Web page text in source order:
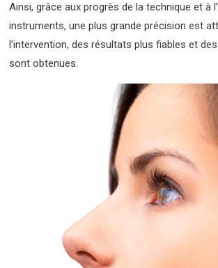
Ainsi, grâce aux progrès de la technique et à
instruments, une plus grande précision est
l’intervention, des résultats plus fiables et
sont obtenues.